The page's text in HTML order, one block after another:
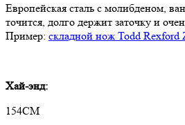
Европейская сталь с молибденом,
точится, долго держит заточку и
Пример: складной нож Todd Rexford
Хай-энд:
154CМ